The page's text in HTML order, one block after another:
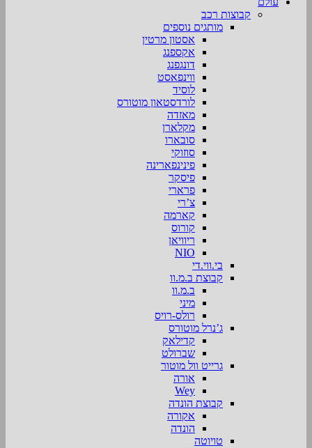
קבוצות רכב
מותגים נוספים
אסטון מרטין
אקספנג
דונגפנג
ווינפאסט
לוסיד
לורדסטאון מוטורס
מאזדה
מקלארן
סובארו
סוזוקי
פינינפארינה
פיסקר
פרארי
צ’רי
קארמה
קורוס
ריוויאן
NIO
בי.ווי.די
קבוצת ב.מ.וו
ב.מ.וו
מיני
רולס-רויס
ג’נרל מוטורס
קדילאק
שברולט
גרייט וול מוטור
אורה
Wey
קבוצת הונדה
אקורה
הונדה
טויוטה